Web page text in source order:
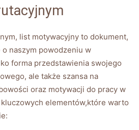
list motywacyjny to dokument,
naszym powodzeniu w
forma przedstawienia swojego
ale także szansa na
oraz motywacji do pracy w
elementów,które warto